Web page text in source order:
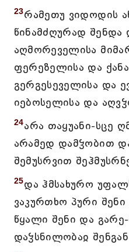
23რამეთუ ვიდოდის
წინამძღურად შენდა
აღმორეველისა
ფერეზელისა და
გერგესეველისა და
იებოსელისა და
24არა თაყუანი-სცე
არამედ დამჴობით
შემუსრვით
25და ჰმსახურო
ვაკურთხო პური
წყალი შენი და
დაჴსნილობაჲ